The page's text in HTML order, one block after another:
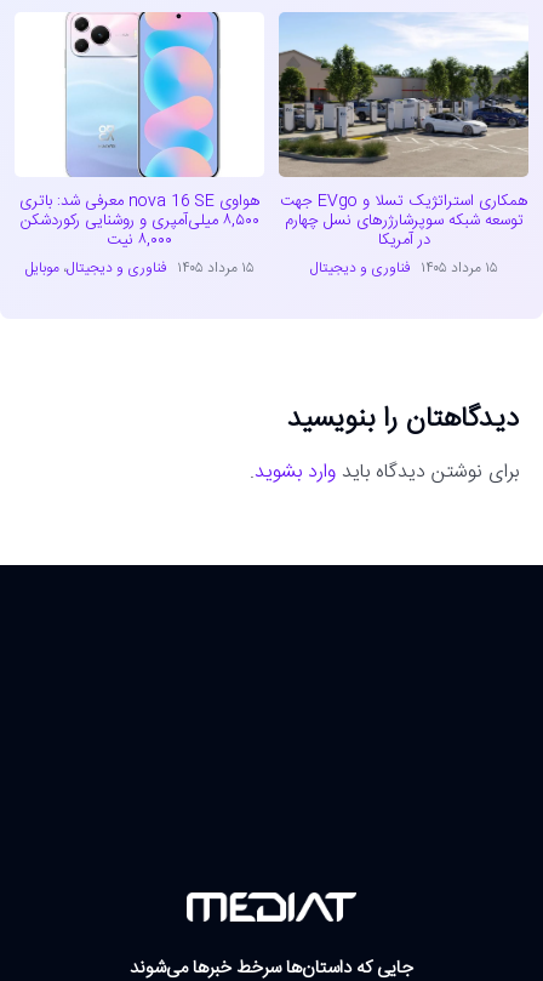
همکاری استراتژیک تسلا و EVgo جهت
توسعه شبکه سوپرشارژرهای نسل چهارم
در آمریکا
۱۵ مرداد ۱۴۰۵ فناوری و دیجیتال
هواوی nova 16 SE معرفی شد: باتری
۸,۵۰۰ میلی‌آمپری و روشنایی رکوردشکن
۸,۰۰۰ نیت
۱۵ مرداد ۱۴۰۵ فناوری و دیجیتال،موبایل
دیدگاهتان را بنویسید
برای نوشتن دیدگاه باید وارد بشوید.
جایی که داستان‌ها سرخط خبرها می‌شوند